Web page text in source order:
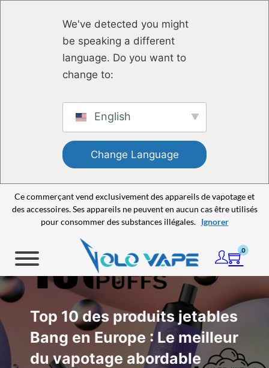
We've detected you might
be speaking a different
language. Do you want to
change to:
English
Change Language
Ce commerçant vend exclusivement des appareils de vapotage et
des accessoires. Ses appareils ne peuvent en aucun cas être utilisés
pour consommer des substances illégales. Ignorer
0
Top 10 des produits jetables
Bang en Europe : Le meilleur
du vapotage abordable